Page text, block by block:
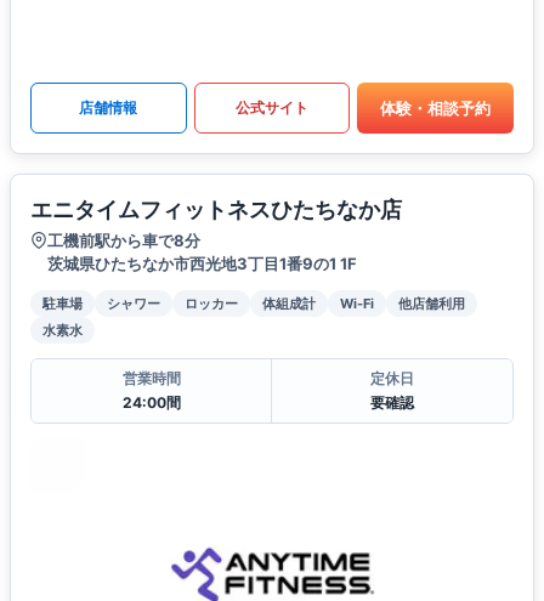
店舗情報 公式サイト 体験・相談予約
エニタイムフィットネスひたちなか店
工機前駅から車で8分
茨城県ひたちなか市西光地3丁目1番9の1 1F
駐車場 シャワー ロッカー 体組成計 Wi-Fi
他店舗利用
水素水
営業時間
24:00間
定休日
要確認